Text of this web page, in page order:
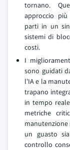
tornano.
approccio
parti in un
sistemi di
costi.
I
sono guidati
l'IA e la
trapano
in tempo
metriche
manutenzione
un guasto
controllo